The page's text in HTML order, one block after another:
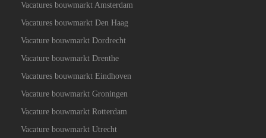
Vacatures bouwmarkt Amsterdam
Vacatures bouwmarkt Den Haag
Vacature bouwmarkt Dordrecht
Vacature bouwmarkt Drenthe
Vacatures bouwmarkt Eindhoven
Vacature bouwmarkt Groningen
Vacature bouwmarkt Rotterdam
Vacature bouwmarkt Utrecht